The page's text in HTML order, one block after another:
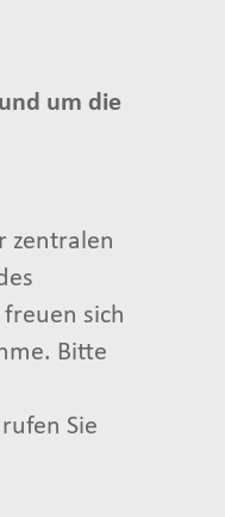
um die
zentralen
sich
Bitte
Sie